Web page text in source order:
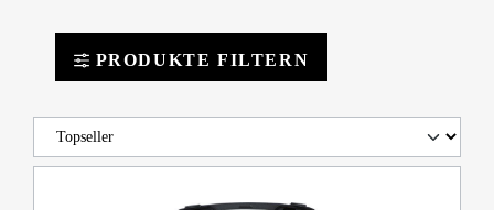
PRODUKTE FILTERN